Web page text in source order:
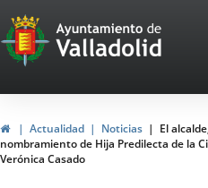
Portal
Web
del
de
HomeActualidad Noticias
El
nombramiento de Hija Predilecta de la
Verónica Casado